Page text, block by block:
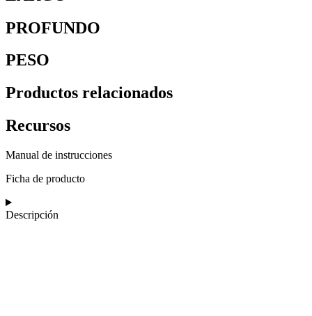
PROFUNDO
PESO
Productos relacionados
Recursos
Manual de instrucciones
Ficha de producto
Descripción